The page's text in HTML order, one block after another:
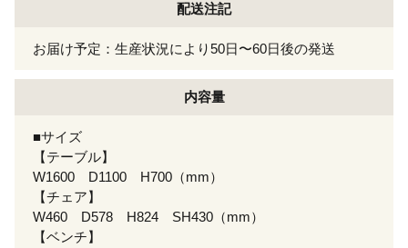
配送注記
お届け予定：生産状況により50日〜60日後の発送
内容量
■サイズ
【テーブル】
W1600 D1100 H700（mm）
【チェア】
W460 D578 H824 SH430（mm）
【ベンチ】